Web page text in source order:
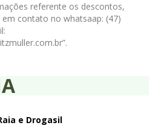
referente os descontos,
contato no whatsaap: (47)
e Drogasil